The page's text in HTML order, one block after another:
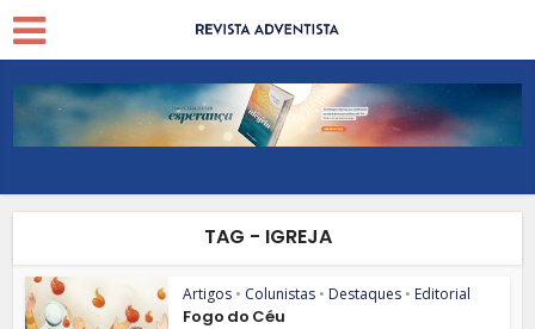
TAG - IGREJA
Artigos • Colunistas • Destaques • Editorial
Fogo do Céu